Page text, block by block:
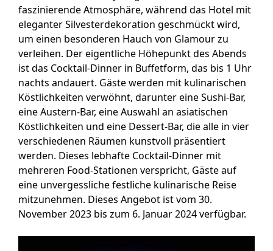
faszinierende Atmosphäre, während das Hotel mit
eleganter Silvesterdekoration geschmückt wird,
um einen besonderen Hauch von Glamour zu
verleihen. Der eigentliche Höhepunkt des Abends
ist das Cocktail-Dinner in Buffetform, das bis 1 Uhr
nachts andauert. Gäste werden mit kulinarischen
Köstlichkeiten verwöhnt, darunter eine Sushi-Bar,
eine Austern-Bar, eine Auswahl an asiatischen
Köstlichkeiten und eine Dessert-Bar, die alle in vier
verschiedenen Räumen kunstvoll präsentiert
werden. Dieses lebhafte Cocktail-Dinner mit
mehreren Food-Stationen verspricht, Gäste auf
eine unvergessliche festliche kulinarische Reise
mitzunehmen. Dieses Angebot ist vom 30.
November 2023 bis zum 6. Januar 2024 verfügbar.